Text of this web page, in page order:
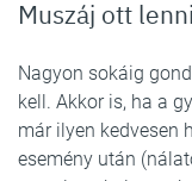
Muszáj ott
Nagyon sokáig
kell. Akkor is, ha a
már ilyen kedvesen
esemény után